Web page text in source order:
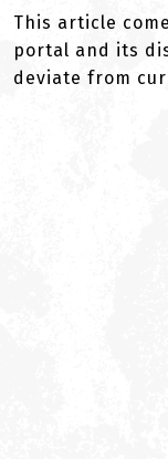
This article
portal and its
deviate from